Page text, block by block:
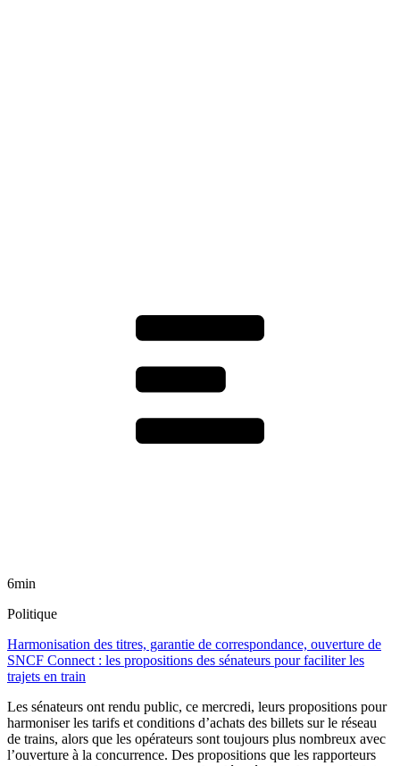
6min
Politique
Harmonisation des titres, garantie de correspondance, ouverture de
SNCF Connect : les propositions des sénateurs pour faciliter les
trajets en train
Les sénateurs ont rendu public, ce mercredi, leurs propositions pour
harmoniser les tarifs et conditions d’achats des billets sur le réseau
de trains, alors que les opérateurs sont toujours plus nombreux avec
l’ouverture à la concurrence. Des propositions que les rapporteurs